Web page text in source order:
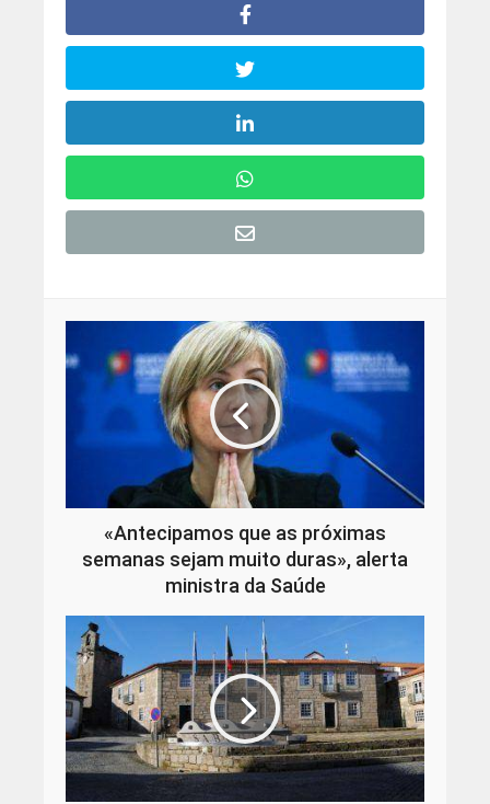
«Antecipamos que as próximas
semanas sejam muito duras», alerta
ministra da Saúde